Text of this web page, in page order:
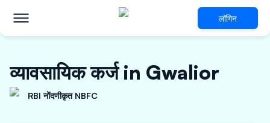
लॉगिन
व्यावसायिक कर्ज in Gwalior
RBI नोंदणीकृत NBFC